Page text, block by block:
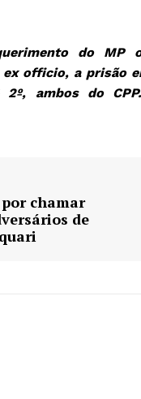
do MP
officio, a prisão
ambos do
chamar
de